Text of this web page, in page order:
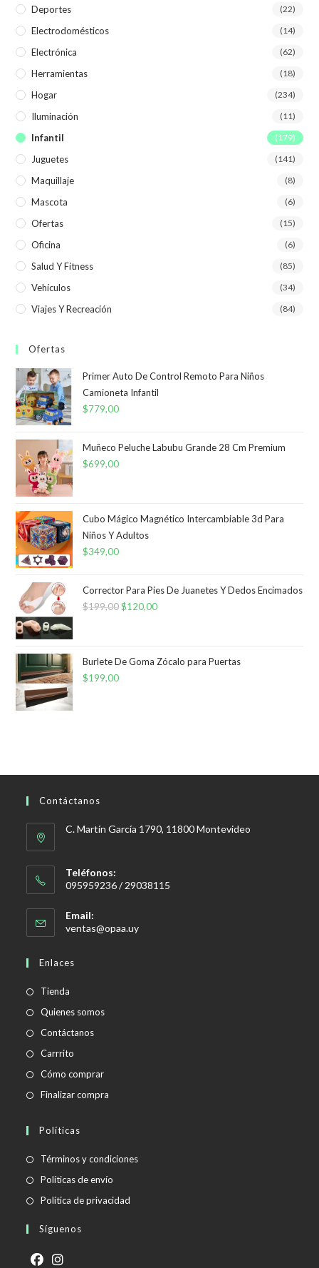
Deportes (22)
Electrodomésticos (14)
Electrónica (62)
Herramientas (18)
Hogar (234)
Iluminación (11)
Infantil (179)
Juguetes (141)
Maquillaje (8)
Mascota (6)
Ofertas (15)
Oficina (6)
Salud Y Fitness (85)
Vehículos (34)
Viajes Y Recreación (84)
Ofertas
Primer Auto De Control Remoto Para Niños
Camioneta Infantil
$779,00
Muñeco Peluche Labubu Grande 28 Cm Premium
$699,00
Cubo Mágico Magnético Intercambiable 3d Para
Niños Y Adultos
$349,00
Corrector Para Pies De Juanetes Y Dedos Encimados
$199,00El
era:
$120,00El
es:
Burlete De Goma Zócalo para Puertas
$199,00
Contáctanos
C. Martín García 1790, 11800 Montevideo
Teléfonos:
095959236 / 29038115
Email:
ventas@opaa.uySe
Enlaces
Tienda
Quienes somos
Contáctanos
Carrrito
Cómo comprar
Finalizar compra
Políticas
Términos y condicionesSe
Políticas de envío
abre
Política de privacidad
Síguenos